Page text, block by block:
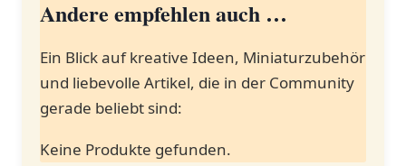
Andere empfehlen auch …
Ein Blick auf ‌kreative Ideen,‍ Miniaturzubehör
und liebevolle Artikel, die in der Community
gerade beliebt sind:
Keine Produkte gefunden.